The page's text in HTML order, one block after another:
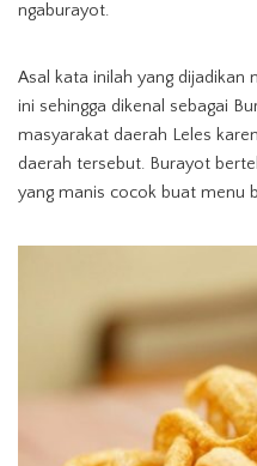
ngaburayot.
Asal kata inilah yang dijadikan
ini sehingga dikenal sebagai
masyarakat daerah Leles
daerah tersebut. Burayot
yang manis cocok buat menu